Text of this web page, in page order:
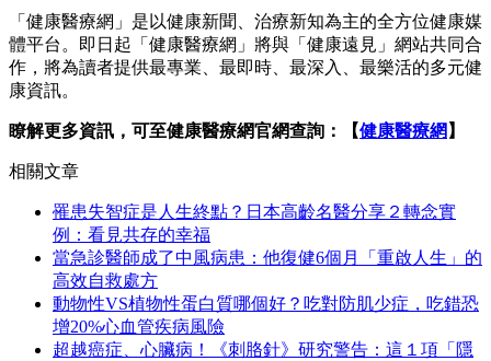
「健康醫療網」是以健康新聞、治療新知為主的全方位健康媒
體平台。即日起「健康醫療網」將與「健康遠見」網站共同合
作，將為讀者提供最專業、最即時、最深入、最樂活的多元健
康資訊。
瞭解更多資訊，可至健康醫療網官網查詢：【健康醫療網 】
相關文章
罹患失智症是人生終點？日本高齡名醫分享２轉念實
例：看見共存的幸福
當急診醫師成了中風病患：他復健6個月「重啟人生」的
高效自救處方
動物性VS植物性蛋白質哪個好？吃對防肌少症，吃錯恐
增20%心血管疾病風險
超越癌症、心臟病！《刺胳針》研究警告：這１項「隱